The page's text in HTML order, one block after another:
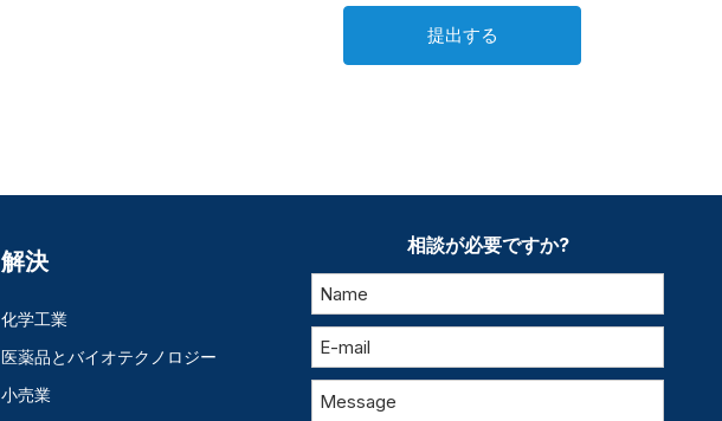
提出する
解決
化学工業
医薬品とバイオテクノロジー
小売業
相談が必要ですか?